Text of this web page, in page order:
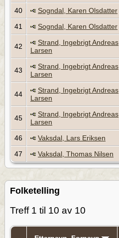
40
Sogndal, Karen Olsdatter
41
Sogndal, Karen Olsdatter
42
Strand, Ingebrigt Andreas
Larsen
43
Strand, Ingebrigt Andreas
Larsen
44
Strand, Ingebrigt Andreas
Larsen
45
Strand, Ingebrigt Andreas
Larsen
46 Vaksdal, Lars Eriksen
47
Vaksdal, Thomas Nilsen
Folketelling
Treff 1 til 10 av 10